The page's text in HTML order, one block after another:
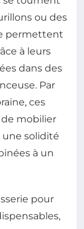
ou des
permettent
à leurs
dans des
Par
ces
mobilier
solidité
à un
pour